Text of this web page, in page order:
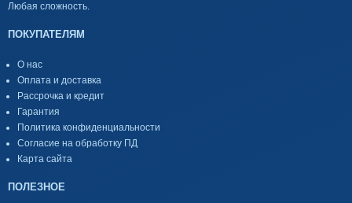
Любая сложность.
ПОКУПАТЕЛЯМ
О нас
Оплата и доставка
Рассрочка и кредит
Гарантия
Политика конфиденциальности
Согласие на обработку ПД
Карта сайта
ПОЛЕЗНОЕ